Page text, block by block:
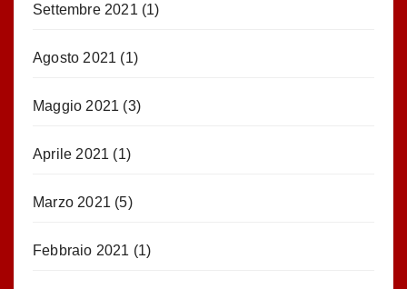
Settembre 2021 (1)
Agosto 2021 (1)
Maggio 2021 (3)
Aprile 2021 (1)
Marzo 2021 (5)
Febbraio 2021 (1)